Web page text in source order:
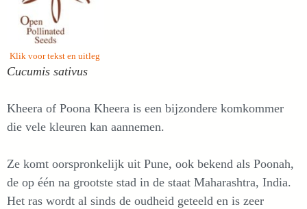
Klik voor tekst en uitleg
Cucumis sativus
Kheera of Poona Kheera is een bijzondere komkommer
die vele kleuren kan aannemen.
Ze komt oorspronkelijk uit Pune, ook bekend als Poonah,
de op één na grootste stad in de staat Maharashtra, India.
Het ras wordt al sinds de oudheid geteeld en is zeer